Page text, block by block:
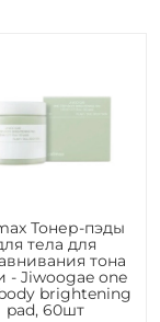
C10-30 Alkyl
Panthenol,
Sodium Phytate,
Biennis
Leaf Extract,
Тонер-пэды
тела для
тона
- Jiwoogae one
brightening
pad, 60шт